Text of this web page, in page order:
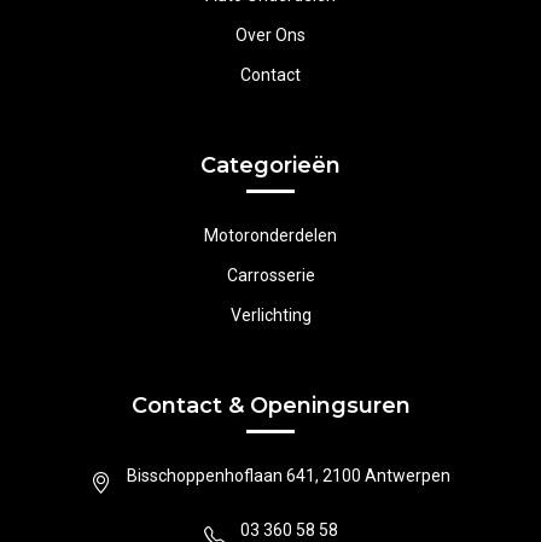
Over Ons
Contact
Categorieën
Motoronderdelen
Carrosserie
Verlichting
Contact & Openingsuren
Bisschoppenhoflaan 641, 2100 Antwerpen
03 360 58 58